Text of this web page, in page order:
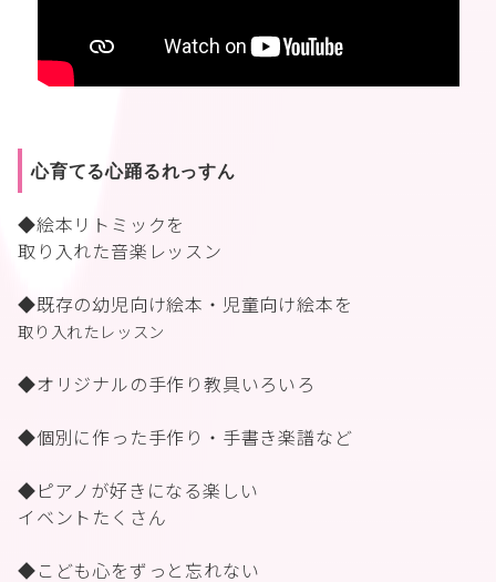
心育てる心踊るれっすん
◆絵本リトミックを
取り入れた音楽レッスン
◆既存の幼児向け絵本・児童向け絵本を
取り入れたレッスン
◆オリジナルの手作り教具いろいろ
◆個別に作った手作り・手書き楽譜など
◆ピアノが好きになる楽しい
イベントたくさん
◆こども心をずっと忘れない